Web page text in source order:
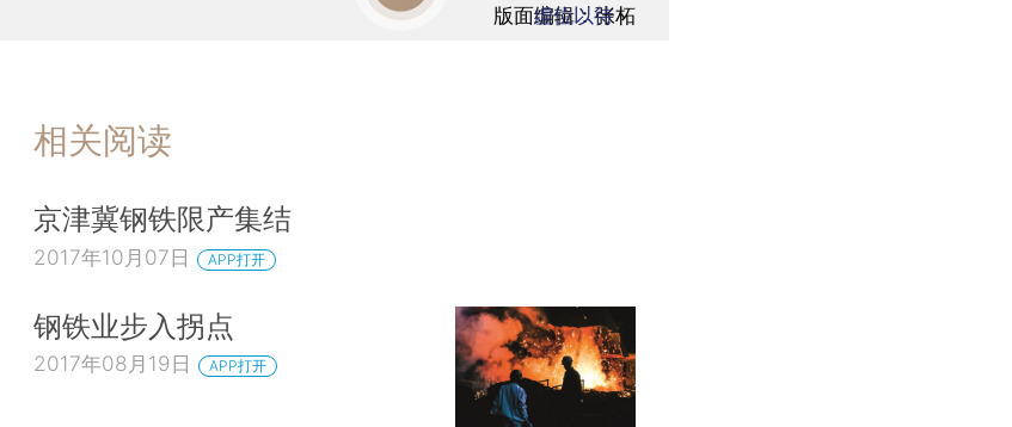
版面编辑：张柘
虚位以待
相关阅读
京津冀钢铁限产集结
2017年10月07日 APP打开
钢铁业步入拐点
2017年08月19日 APP打开